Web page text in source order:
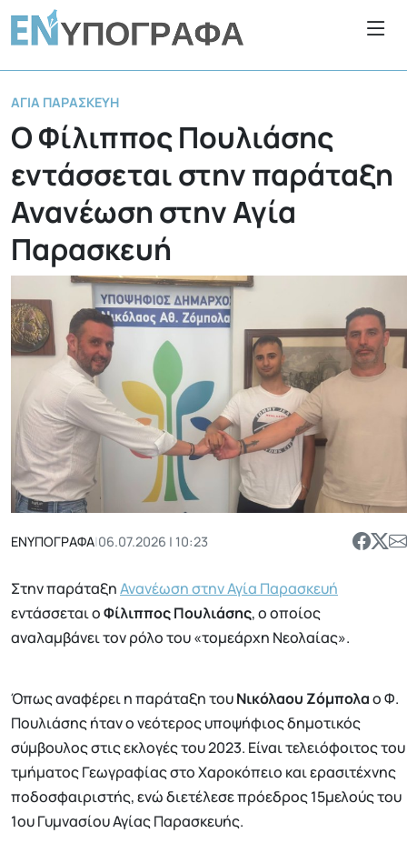
ΑΓΊΑ ΠΑΡΑΣΚΕΥΉ
Ο Φίλιππος Πουλιάσης
εντάσσεται στην παράταξη
Ανανέωση στην Αγία
Παρασκευή
ΕΝΥΠΟΓΡΑΦΑ|06.07.2026 | 10:23
Στην παράταξηΑνανέωση στην Αγία Παρασκευή
εντάσσεται οΦίλιππος Πουλιάσης, ο οποίος
αναλαμβάνει τον ρόλο του «τομεάρχη Νεολαίας».
Όπως αναφέρει η παράταξη τουΝικόλαου Ζόμπολαο Φ.
Πουλιάσης ήταν ο νεότερος υποψήφιος δημοτικός
σύμβουλος στις εκλογές του 2023. Είναι τελειόφοιτος του
τμήματος Γεωγραφίας στο Χαροκόπειο και ερασιτέχνης
ποδοσφαιριστής, ενώ διετέλεσε πρόεδρος 15μελούς του
1ου Γυμνασίου Αγίας Παρασκευής.